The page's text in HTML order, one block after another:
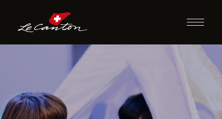
Festa do Pijama